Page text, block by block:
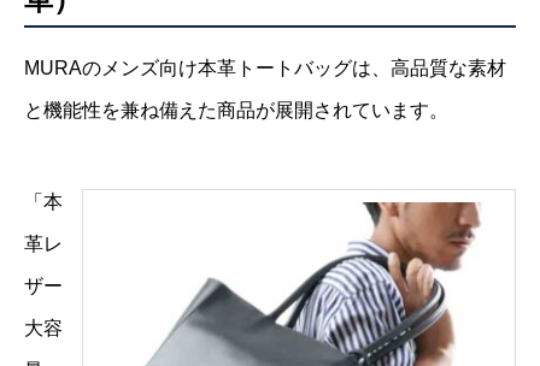
MURAのメンズ向け本革トートバッグは、高品質な素材
と機能性を兼ね備えた商品が展開されています。
「本
革レ
ザー
大容